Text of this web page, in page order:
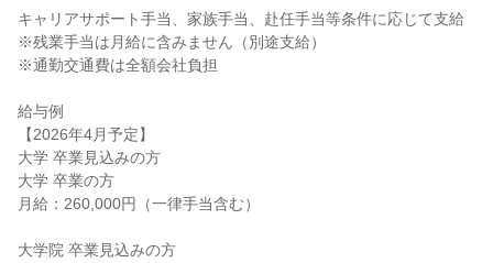
キャリアサポート手当、家族手当、赴任手当等条件に応じて支給
※残業手当は月給に含みません（別途支給）
※通勤交通費は全額会社負担
給与例
【2026年4月予定】
大学 卒業見込みの方
大学 卒業の方
月給：260,000円（一律手当含む）
大学院 卒業見込みの方